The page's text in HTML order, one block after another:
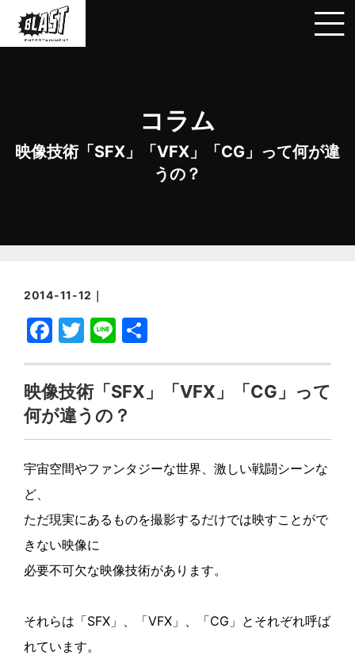
コラム
映像技術「SFX」「VFX」「CG」って何が違
うの？
2014-11-12｜
F
a
c
e
b
o
o
k
T
w
itt
er
Li
n
e
有
映像技術「SFX」「VFX」「CG」って
何が違うの？
宇宙空間やファンタジーな世界、激しい戦闘シーンな
ど、
ただ現実にあるものを撮影するだけでは映すことがで
きない映像に
必要不可欠な映像技術があります。
それらは「SFX」、「VFX」、「CG」とそれぞれ呼ば
れています。